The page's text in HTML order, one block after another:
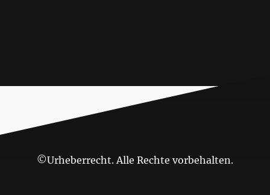
©Urheberrecht. Alle Rechte vorbehalten.